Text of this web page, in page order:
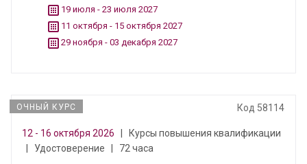
19 июля - 23 июля 2027
11 октября - 15 октября 2027
29 ноября - 03 декабря 2027
ОЧНЫЙ КУРС Код 58114
12 - 16 октября 2026
Курсы повышения квалификации
Удостоверение 72 часа